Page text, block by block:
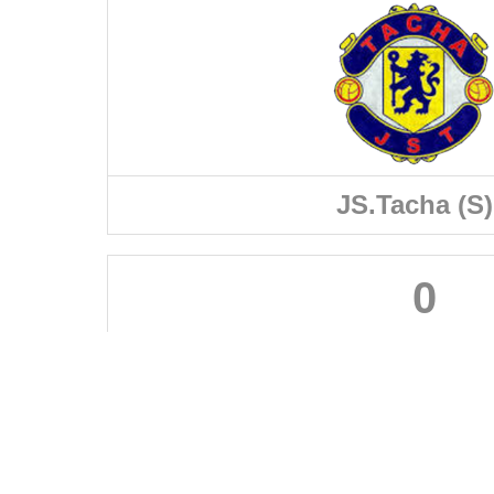
JS.Tacha (S)
0